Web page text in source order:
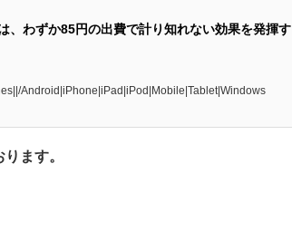
、わずか85円の出費で計り知れない効果を発揮す
Android|iPhone|iPad|iPod|Mobile|Tablet|Windows
ます。